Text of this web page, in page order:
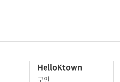
HelloKtown
구인